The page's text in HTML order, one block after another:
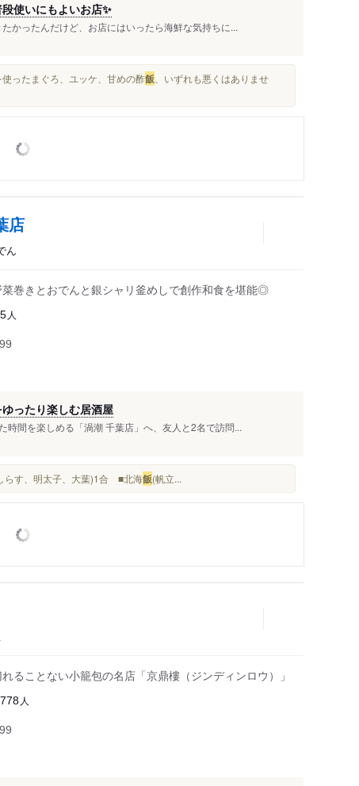
使いにもよいお店✨
かったんだけど、お店にはいったら海鮮な気持ちに...
ったまぐろ、ユッケ、甘めの酢飯 、いずれも悪くはありませ
店
ん
菜巻きとおでんと銀シャリ釜めしで創作和食を堪能◎
人
ったり楽しむ居酒屋
時間を楽しめる「渦潮 千葉店」へ、友人と2名で訪問...
らす、明太子、大葉)1合 ■北海飯(帆立...
ることない小籠包の名店「京鼎樓（ジンディンロウ）」
人